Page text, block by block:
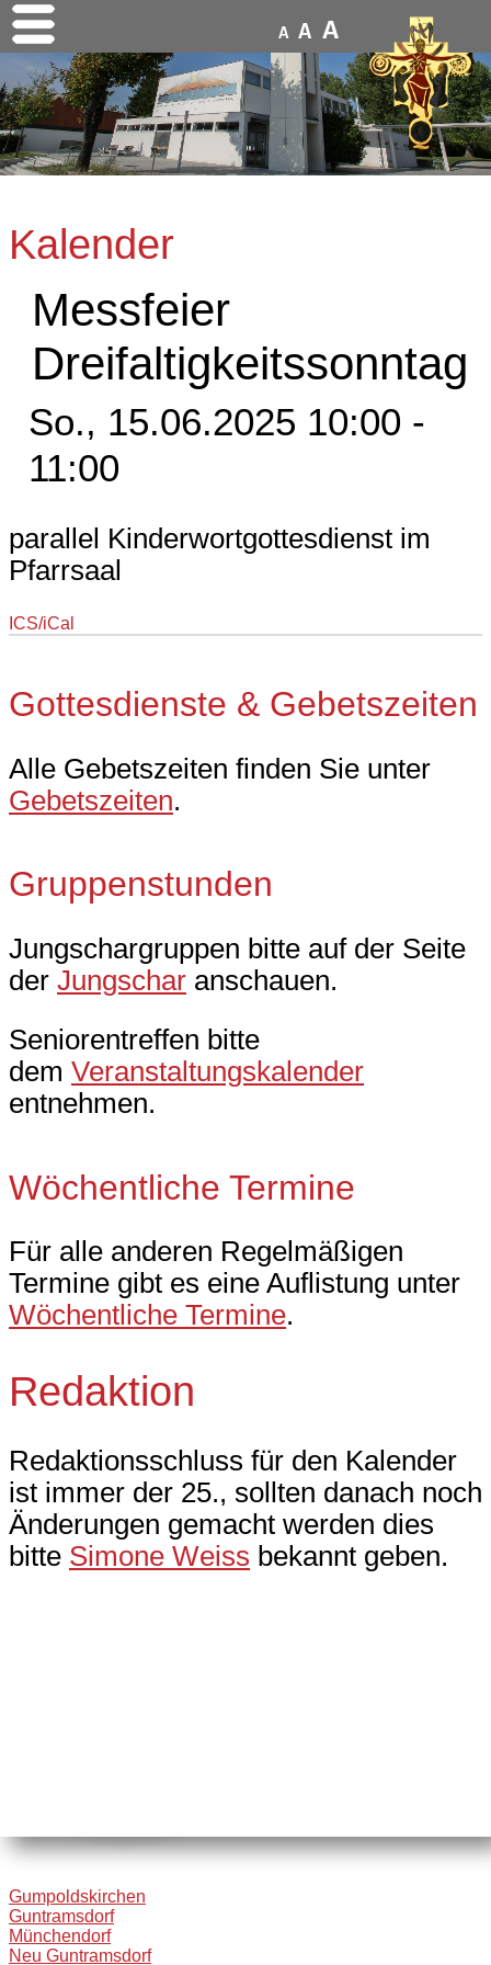
A A A
Kalender
Messfeier
Dreifaltigkeitssonntag
So., 15.06.2025 10:00 -
11:00
parallel Kinderwortgottesdienst im
Pfarrsaal
ICS/iCal
Gottesdienste & Gebetszeiten
Alle Gebetszeiten finden Sie unter
Gebetszeiten.
Gruppenstunden
Jungschargruppen bitte auf der Seite
der Jungschar anschauen.
Seniorentreffen bitte
dem Veranstaltungskalender
entnehmen.
Wöchentliche Termine
Für alle anderen Regelmäßigen
Termine gibt es eine Auflistung unter
Wöchentliche Termine.
Redaktion
Redaktionsschluss für den Kalender
ist immer der 25., sollten danach noch
Änderungen gemacht werden dies
bitte Simone Weiss bekannt geben.
Gumpoldskirchen
Guntramsdorf
Münchendorf
Neu Guntramsdorf